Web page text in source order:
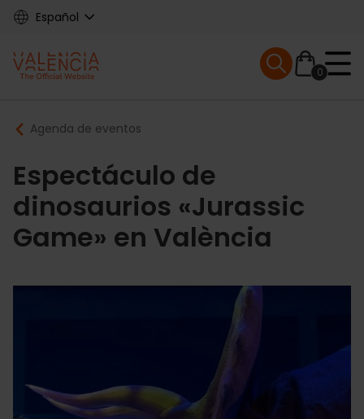
Skip
content
Español
Main
navigation
0
Mobile menu
Breadcrumb
Agenda de eventos
Espectáculo de
dinosaurios «Jurassic
Game» en València